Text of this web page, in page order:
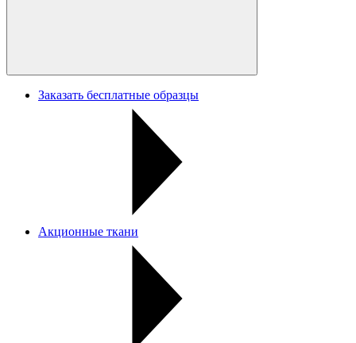
Заказать бесплатные образцы
Акционные ткани